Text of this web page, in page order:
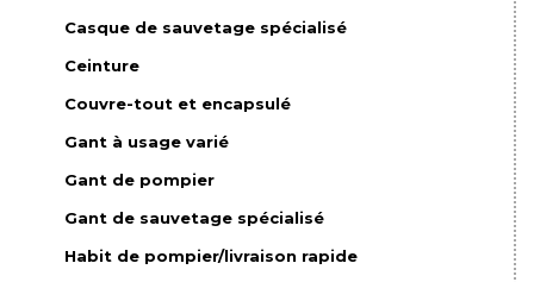
Casque de sauvetage spécialisé
Ceinture
Couvre-tout et encapsulé
Gant à usage varié
Gant de pompier
Gant de sauvetage spécialisé
Habit de pompier/livraison rapide